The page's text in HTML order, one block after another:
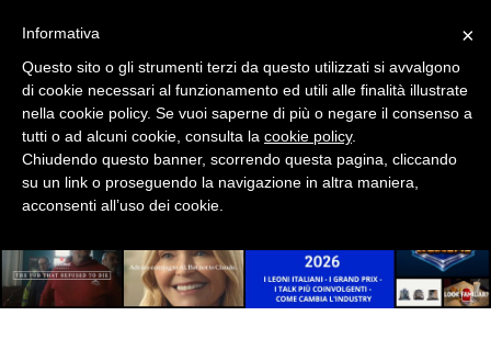
PRODOTTI
PUNTI VENDITA
STRATEGIE
×
Informativa
Questo sito o gli strumenti terzi da questo utilizzati si avvalgono
di cookie necessari al funzionamento ed utili alle finalità illustrate
nella cookie policy. Se vuoi saperne di più o negare il consenso a
tutti o ad alcuni cookie, consulta la cookie policy.
Chiudendo questo banner, scorrendo questa pagina, cliccando
su un link o proseguendo la navigazione in altra maniera,
acconsenti all’uso dei cookie.